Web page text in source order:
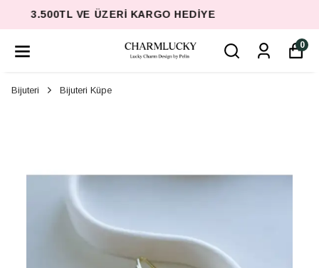
3.500TL VE ÜZERI KARGO HEDIYE
0
Bijuteri Bijuteri Küpe